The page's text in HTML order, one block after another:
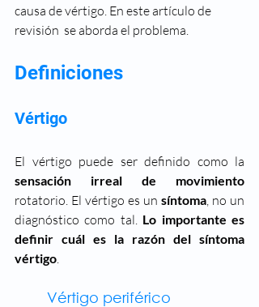
causa de vértigo. En este artículo de
revisión  se aborda el problema.
Definiciones
Vértigo
sensación irreal de movimiento
rotatorio. El vértigo es un síntoma, no un
diagnóstico como tal. Lo importante es
definir cuál es la razón del síntoma
vértigo.
Vértigo periférico